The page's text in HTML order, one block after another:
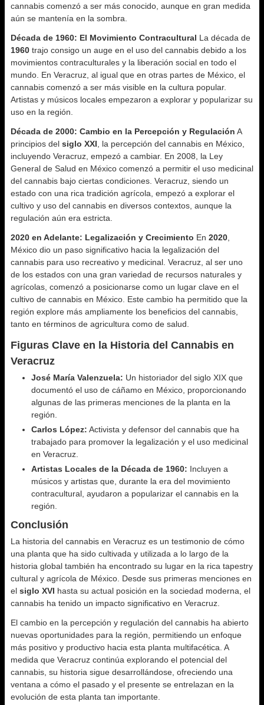
cannabis comenzó a ser más conocido, aunque en gran medida
aún se mantenía en la sombra.
Década de 1960: El Movimiento Contracultural La década de
1960 trajo consigo un auge en el uso del cannabis debido a los
movimientos contraculturales y la liberación social en todo el
mundo. En Veracruz, al igual que en otras partes de México, el
cannabis comenzó a ser más visible en la cultura popular.
Artistas y músicos locales empezaron a explorar y popularizar su
uso en la región.
Década de 2000: Cambio en la Percepción y Regulación A
principios del siglo XXI , la percepción del cannabis en México,
incluyendo Veracruz, empezó a cambiar. En 2008, la Ley
General de Salud en México comenzó a permitir el uso medicinal
del cannabis bajo ciertas condiciones. Veracruz, siendo un
estado con una rica tradición agrícola, empezó a explorar el
cultivo y uso del cannabis en diversos contextos, aunque la
regulación aún era estricta.
2020 en Adelante: Legalización y Crecimiento En 2020
México dio un paso significativo hacia la legalización del
cannabis para uso recreativo y medicinal. Veracruz, al ser uno
de los estados con una gran variedad de recursos naturales y
agrícolas, comenzó a posicionarse como un lugar clave en el
cultivo de cannabis en México. Este cambio ha permitido que la
región explore más ampliamente los beneficios del cannabis,
tanto en términos de agricultura como de salud.
Figuras Clave en la Historia del Cannabis en
Veracruz
José María Valenzuela: Un historiador del siglo XIX que
documentó el uso de cáñamo en México, proporcionando
algunas de las primeras menciones de la planta en la
región.
Carlos López: Activista y defensor del cannabis que ha
trabajado para promover la legalización y el uso medicinal
en Veracruz.
Artistas Locales de la Década de 1960: Incluyen a
músicos y artistas que, durante la era del movimiento
contracultural, ayudaron a popularizar el cannabis en la
región.
Conclusión
La historia del cannabis en Veracruz es un testimonio de cómo
una planta que ha sido cultivada y utilizada a lo largo de la
historia global también ha encontrado su lugar en la rica tapestry
cultural y agrícola de México. Desde sus primeras menciones en
el siglo XVI hasta su actual posición en la sociedad moderna, el
cannabis ha tenido un impacto significativo en Veracruz.
El cambio en la percepción y regulación del cannabis ha abierto
nuevas oportunidades para la región, permitiendo un enfoque
más positivo y productivo hacia esta planta multifacética. A
medida que Veracruz continúa explorando el potencial del
cannabis, su historia sigue desarrollándose, ofreciendo una
ventana a cómo el pasado y el presente se entrelazan en la
evolución de esta planta tan importante.